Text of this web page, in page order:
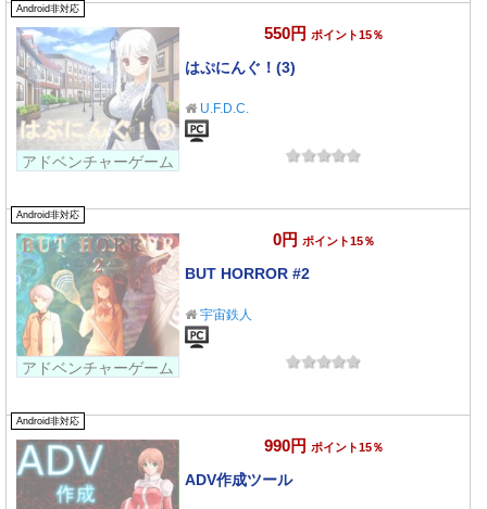
Android非対応
アドベンチャーゲーム
550円 ポイント15％
はぷにんぐ！(3)
U.F.D.C.
Android非対応
アドベンチャーゲーム
0円 ポイント15％
BUT HORROR #2
宇宙鉄人
Android非対応
990円 ポイント15％
ADV作成ツール